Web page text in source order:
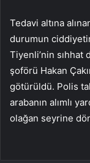
Tedavi altına
durumun
Tiyenli’nin
şoförü Hakan
götürüldü. Polis
arabanın alımlı
olağan seyrine